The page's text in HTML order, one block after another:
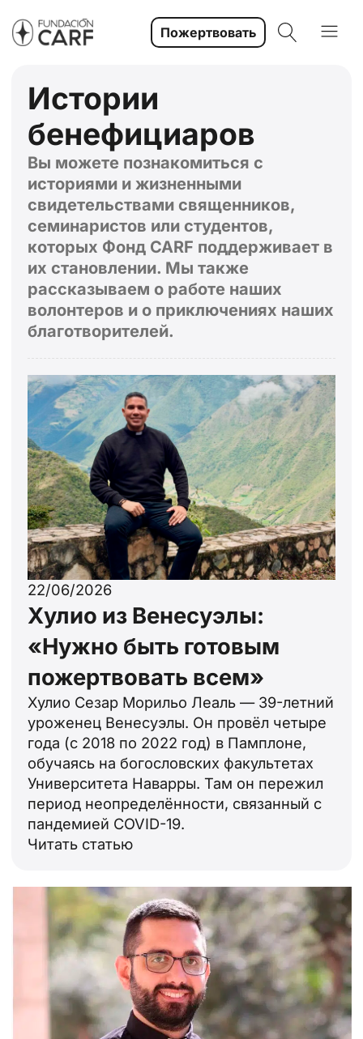
Пожертвовать
Истории
бенефициаров
Вы можете познакомиться с
историями и жизненными
свидетельствами священников,
семинаристов или студентов,
которых Фонд CARF поддерживает в
их становлении. Мы также
рассказываем о работе наших
волонтеров и о приключениях наших
благотворителей.
22/06/2026
Хулио из Венесуэлы:
«Нужно быть готовым
пожертвовать всем»
Хулио Сезар Морильо Леаль — 39-летний
уроженец Венесуэлы. Он провёл четыре
года (с 2018 по 2022 год) в Памплоне,
обучаясь на богословских факультетах
Университета Наварры. Там он пережил
период неопределённости, связанный с
пандемией COVID-19.
Читать статью